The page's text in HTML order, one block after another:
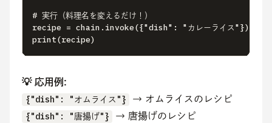
# 実行（料理名を変えるだけ！）
recipe = chain.invoke({"dish": "カレーライス"})
print(recipe)
💡 応用例:
{"dish": "オムライス"} → オムライスのレシピ
{"dish": "唐揚げ"} → 唐揚げのレシピ